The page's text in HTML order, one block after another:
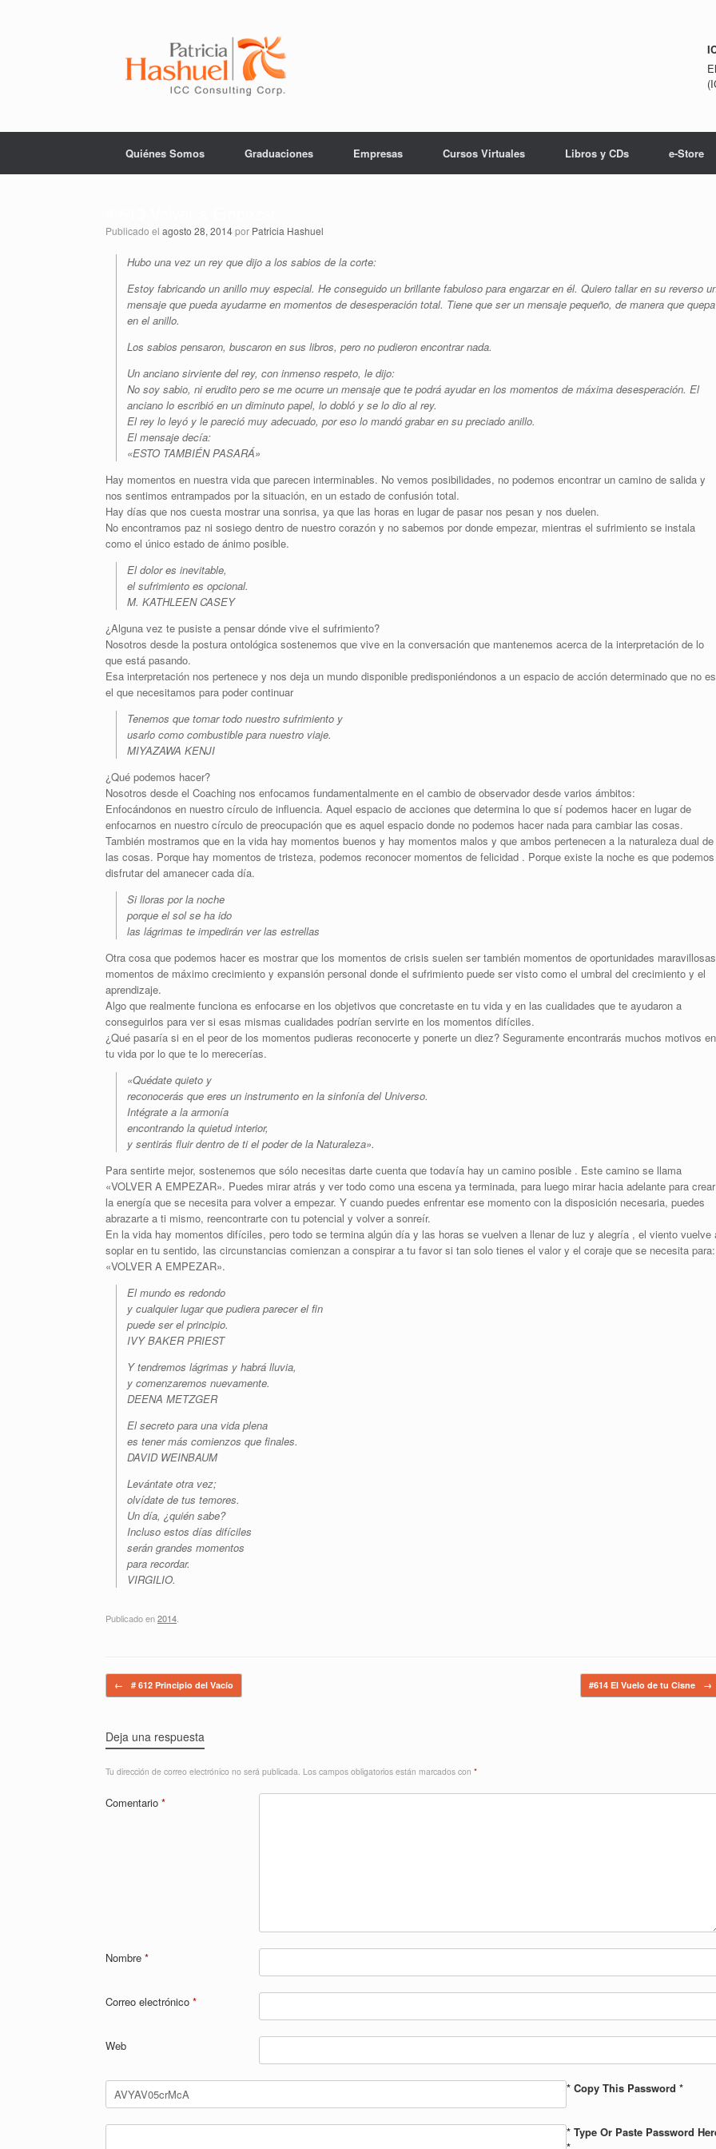
Quiénes Somos Graduaciones Empresas Cursos Virtuales Libros y CDs e-Store
Publicado el agosto 28, 2014por Patricia Hashuel
Hubo una vez un rey que dijo a los sabios de la corte:
Estoy fabricando un anillo muy especial. He conseguido un brillante fabuloso para engarzar en él. Quiero tallar en su reverso
mensaje que pueda ayudarme en momentos de desesperación total. Tiene que ser un mensaje pequeño, de manera que quepa
en el anillo.
Los sabios pensaron, buscaron en sus libros, pero no pudieron encontrar nada.
Un anciano sirviente del rey, con inmenso respeto, le dijo:
No soy sabio, ni erudito pero se me ocurre un mensaje que te podrá ayudar en los momentos de máxima desesperación. El
anciano lo escribió en un diminuto papel, lo dobló y se lo dio al rey.
El rey lo leyó y le pareció muy adecuado, por eso lo mandó grabar en su preciado anillo.
El mensaje decía:
«ESTO TAMBIÉN PASARÁ»
Hay momentos en nuestra vida que parecen interminables. No vemos posibilidades, no podemos encontrar un camino de salida y
nos sentimos entrampados por la situación, en un estado de confusión total.
Hay días que nos cuesta mostrar una sonrisa, ya que las horas en lugar de pasar nos pesan y nos duelen.
No encontramos paz ni sosiego dentro de nuestro corazón y no sabemos por donde empezar, mientras el sufrimiento se instala
como el único estado de ánimo posible.
El dolor es inevitable,
el sufrimiento es opcional.
M. KATHLEEN CASEY
¿Alguna vez te pusiste a pensar dónde vive el sufrimiento?
Nosotros desde la postura ontológica sostenemos que vive en la conversación que mantenemos acerca de la interpretación de lo
que está pasando.
Esa interpretación nos pertenece y nos deja un mundo disponible predisponiéndonos a un espacio de acción determinado que no es
el que necesitamos para poder continuar
Tenemos que tomar todo nuestro sufrimiento y
usarlo como combustible para nuestro viaje.
MIYAZAWA KENJI
¿Qué podemos hacer?
Nosotros desde el Coaching nos enfocamos fundamentalmente en el cambio de observador desde varios ámbitos:
Enfocándonos en nuestro círculo de influencia. Aquel espacio de acciones que determina lo que sí podemos hacer en lugar de
enfocarnos en nuestro círculo de preocupación que es aquel espacio donde no podemos hacer nada para cambiar las cosas.
También mostramos que en la vida hay momentos buenos y hay momentos malos y que ambos pertenecen a la naturaleza dual de
las cosas. Porque hay momentos de tristeza, podemos reconocer momentos de felicidad . Porque existe la noche es que podemos
disfrutar del amanecer cada día.
Si lloras por la noche
porque el sol se ha ido
las lágrimas te impedirán ver las estrellas
Otra cosa que podemos hacer es mostrar que los momentos de crisis suelen ser también momentos de oportunidades
momentos de máximo crecimiento y expansión personal donde el sufrimiento puede ser visto como el umbral del crecimiento y el
aprendizaje.
Algo que realmente funciona es enfocarse en los objetivos que concretaste en tu vida y en las cualidades que te ayudaron a
conseguirlos para ver si esas mismas cualidades podrían servirte en los momentos difíciles.
¿Qué pasaría si en el peor de los momentos pudieras reconocerte y ponerte un diez? Seguramente encontrarás muchos motivos en
tu vida por lo que te lo merecerías.
«Quédate quieto y
reconocerás que eres un instrumento en la sinfonía del Universo.
Intégrate a la armonía
encontrando la quietud interior,
y sentirás fluir dentro de ti el poder de la Naturaleza».
Para sentirte mejor, sostenemos que sólo necesitas darte cuenta que todavía hay un camino posible . Este camino se llama
«VOLVER A EMPEZAR». Puedes mirar atrás y ver todo como una escena ya terminada, para luego mirar hacia adelante para crear
la energía que se necesita para volver a empezar. Y cuando puedes enfrentar ese momento con la disposición necesaria, puedes
abrazarte a ti mismo, reencontrarte con tu potencial y volver a sonreír.
En la vida hay momentos difíciles, pero todo se termina algún día y las horas se vuelven a llenar de luz y alegría , el viento vuelve
soplar en tu sentido, las circunstancias comienzan a conspirar a tu favor si tan solo tienes el valor y el coraje que se necesita para:
«VOLVER A EMPEZAR».
El mundo es redondo
y cualquier lugar que pudiera parecer el fin
puede ser el principio.
IVY BAKER PRIEST
Y tendremos lágrimas y habrá lluvia,
y comenzaremos nuevamente.
DEENA METZGER
El secreto para una vida plena
es tener más comienzos que finales.
DAVID WEINBAUM
Levántate otra vez;
olvídate de tus temores.
Un día, ¿quién sabe?
Incluso estos días difíciles
serán grandes momentos
para recordar.
VIRGILIO.
Publicado en2014
Navegador de artículos
← # 612 Principio del Vacío #614 El Vuelo de tu Cisne →
Deja una respuesta
Tu dirección de correo electrónico no será publicada. Los campos obligatorios están marcados con *
Comentario *
Nombre *
Correo electrónico *
Web
* Copy This Password *
* Type Or Paste Password